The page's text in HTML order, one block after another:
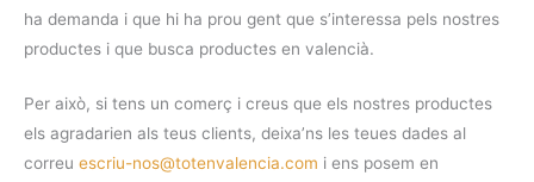
ha demanda i que hi ha prou gent que s’interessa pels nostres
productes i que busca productes en valencià.
Per això, si tens un comerç i creus que els nostres productes
els agradarien als teus clients, deixa’ns les teues dades al
correu escriu-nos@totenvalencia.com i ens posem en